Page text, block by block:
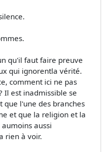
qu'il faut faire preuve
qui ignorentla vérité.
comment ici ne pas
Il est inadmissible se
que l'une des branches
et que la religion et la
aussi
rien à voir.